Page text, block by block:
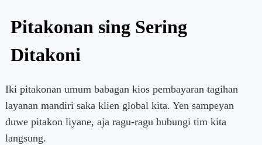
Pitakonan sing Sering
Ditakoni
Iki pitakonan umum babagan kios pembayaran tagihan
layanan mandiri saka klien global kita. Yen sampeyan
duwe pitakon liyane, aja ragu-ragu hubungi tim kita
langsung.